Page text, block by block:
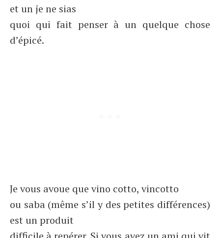
et un je ne sias
quoi qui fait penser à un quelque chose
d’épicé.
Je vous avoue que vino cotto, vincotto
ou saba (même s’il y des petites différences)
est un produit